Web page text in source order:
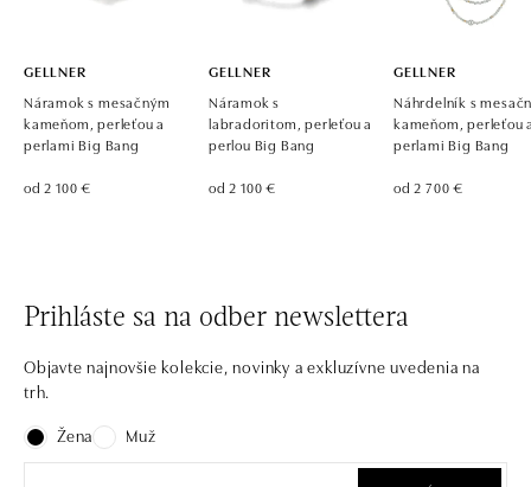
GELLNER
Náramok s mesačným
kameňom, perleťou a
perlami Big Bang
od 2 100 €
GELLNER
Náramok s
labradoritom, perleťou a
perlou Big Bang
od 2 100 €
GELLNER
Náhrdelník s
kameňom, perleťou
perlami Big Bang
od 2 700 €
Prihláste sa na odber newslettera
Objavte najnovšie kolekcie, novinky a exkluzívne uvedenia na
trh.
Žena
Muž